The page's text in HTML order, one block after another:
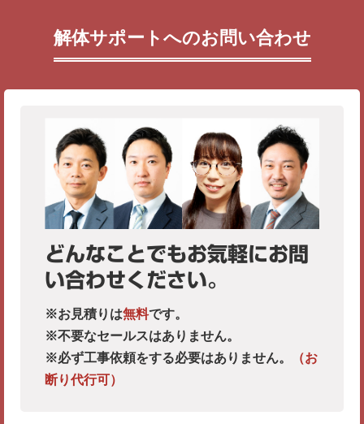
解体サポートへのお問い合わせ
どんなことでもお気軽にお問
い合わせください。
※お見積りは無料です。
※不要なセールスはありません。
※必ず工事依頼をする必要はありません。
（お
断り代行可）